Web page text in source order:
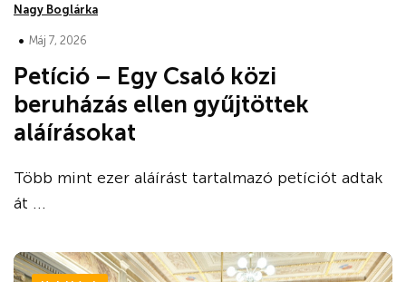
Nagy Boglárka
• Máj 7, 2026
Petíció – Egy Csaló közi
beruházás ellen gyűjtöttek
aláírásokat
Több mint ezer aláírást tartalmazó petíciót adtak
át ...